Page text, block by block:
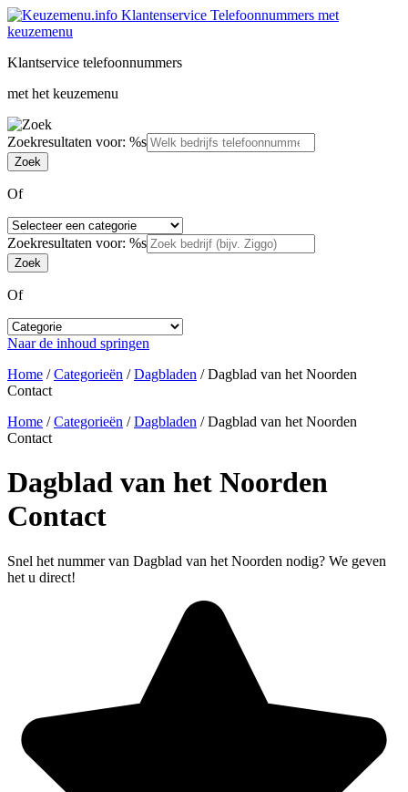
Klantservice telefoonnummers
met het keuzemenu
Zoekresultaten voor: %s
Of
Zoekresultaten voor: %s
Of
Naar de inhoud springen
Home /Categorieën /Dagbladen /Dagblad van het Noorden
Contact
Home /Categorieën /Dagbladen /Dagblad van het Noorden
Contact
Dagblad van het Noorden
Contact
Snel het nummer van Dagblad van het Noorden nodig? We geven
het u direct!